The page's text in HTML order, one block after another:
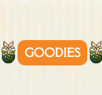
GOODIES